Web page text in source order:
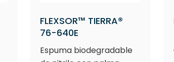
FLEXSOR™ TIERRA®
76-640E
Espuma biodegradable